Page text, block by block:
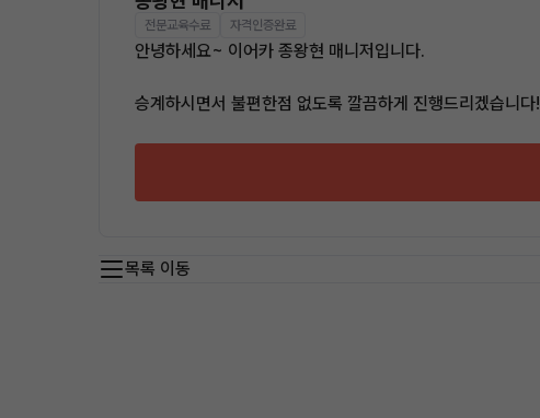
전문교육수료 자격인증완료
안녕하세요~ 이어카 종왕현 매니저입니다.
승계하시면서 불편한점 없도록 깔끔하게 진행드리겠습니다!
목록 이동